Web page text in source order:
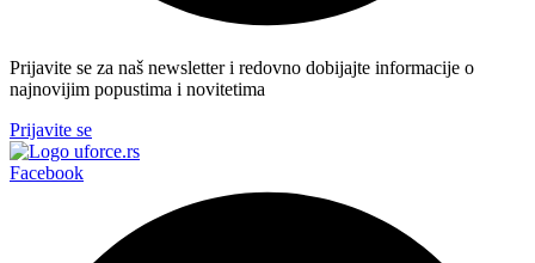
Prijavite se za naš newsletter i redovno dobijajte informacije o
najnovijim popustima i novitetima
Prijavite se
Facebook